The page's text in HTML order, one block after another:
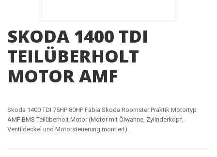
SKODA 1400 TDI
TEILÜBERHOLT
MOTOR AMF
Skoda 1400 TDI 75HP 80HP Fabia Skoda Roomster Praktik Motortyp
AMF BMS Teilüberholt Motor (Motor mit Ölwanne, Zylinderkopf,
Ventildeckel und Motorsteuerung montiert).